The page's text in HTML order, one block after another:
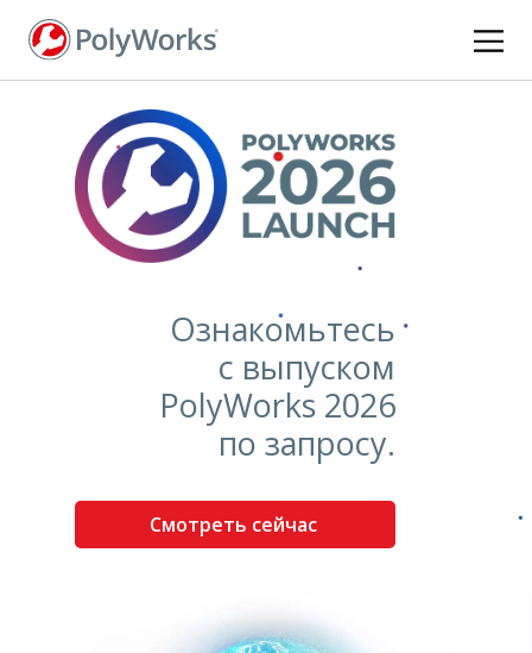
Перейти
Ознакомьтесь
с выпуском
PolyWorks 2026
по запросу.
Смотреть сейчас